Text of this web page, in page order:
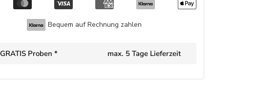
Bequem auf Rechnung zahlen
GRATIS Proben * max. 5 Tage Lieferzeit